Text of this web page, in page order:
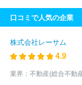
式会社伝創社
株式会
イズ
デジタル・アド
式会社フロム・エージャ
式会社フィール・アド
ン・アド
株式会社パ
ノ
株式会社ベクトル
株式会社メディックス
口コミで人気の企業
株式会社レーサム
4.9
業界： 不動産(総合不動